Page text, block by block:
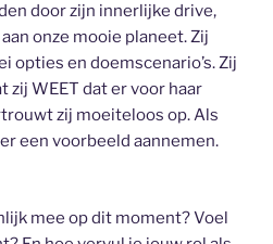
door zijn innerlijke drive,
onze mooie planeet. Zij
opties en doemscenario’s. Zij
zij WEET dat er voor haar
zij moeiteloos op. Als
een voorbeeld aannemen.
mee op dit moment? Voel